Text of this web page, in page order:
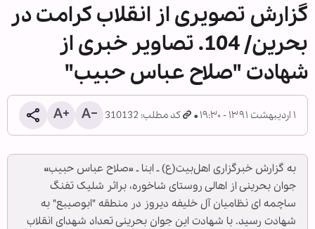
گزارش تصویری از انقلاب کرامت در
بحرین/ 104. تصاویر خبری از
شهادت "صلاح عباس حبیب"
۱ اردیبهشت ۱۳۹۱ - ۱۹:۳۰ کد مطلب: 310132
به گزارش خبرگزاری اهل‌بیت(ع) ـ ابنا ـ «صلاح عباس حبیب»
جوان بحرینی از اهالی روستای شاخوره، براثر شلیک تفنگ
ساچمه ای نظامیان آل خلیفه دیروز در منطقه "ابوصیبع" به
شهادت رسید. با شهادت این جوان بحرینی تعداد شهدای انقلاب